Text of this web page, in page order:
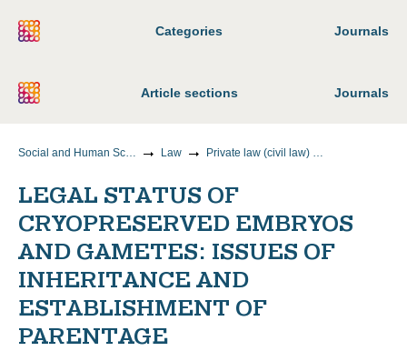
Categories Journals
Article sections Journals
Social and Human Sciences Law Private law (civil law) sciences
LEGAL STATUS OF
CRYOPRESERVED EMBRYOS
AND GAMETES: ISSUES OF
INHERITANCE AND
ESTABLISHMENT OF
PARENTAGE